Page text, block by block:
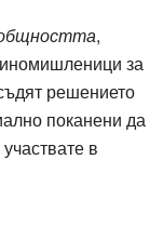
,
за
решението
поканени да
в